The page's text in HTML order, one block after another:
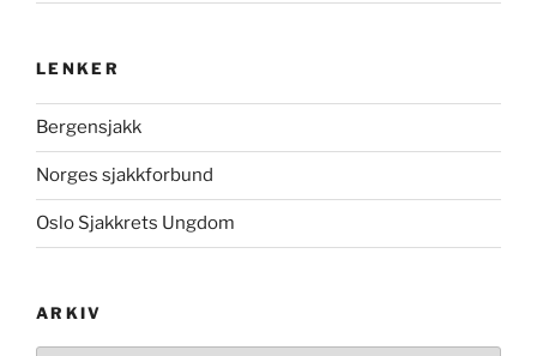
LENKER
Bergensjakk
Norges sjakkforbund
Oslo Sjakkrets Ungdom
ARKIV